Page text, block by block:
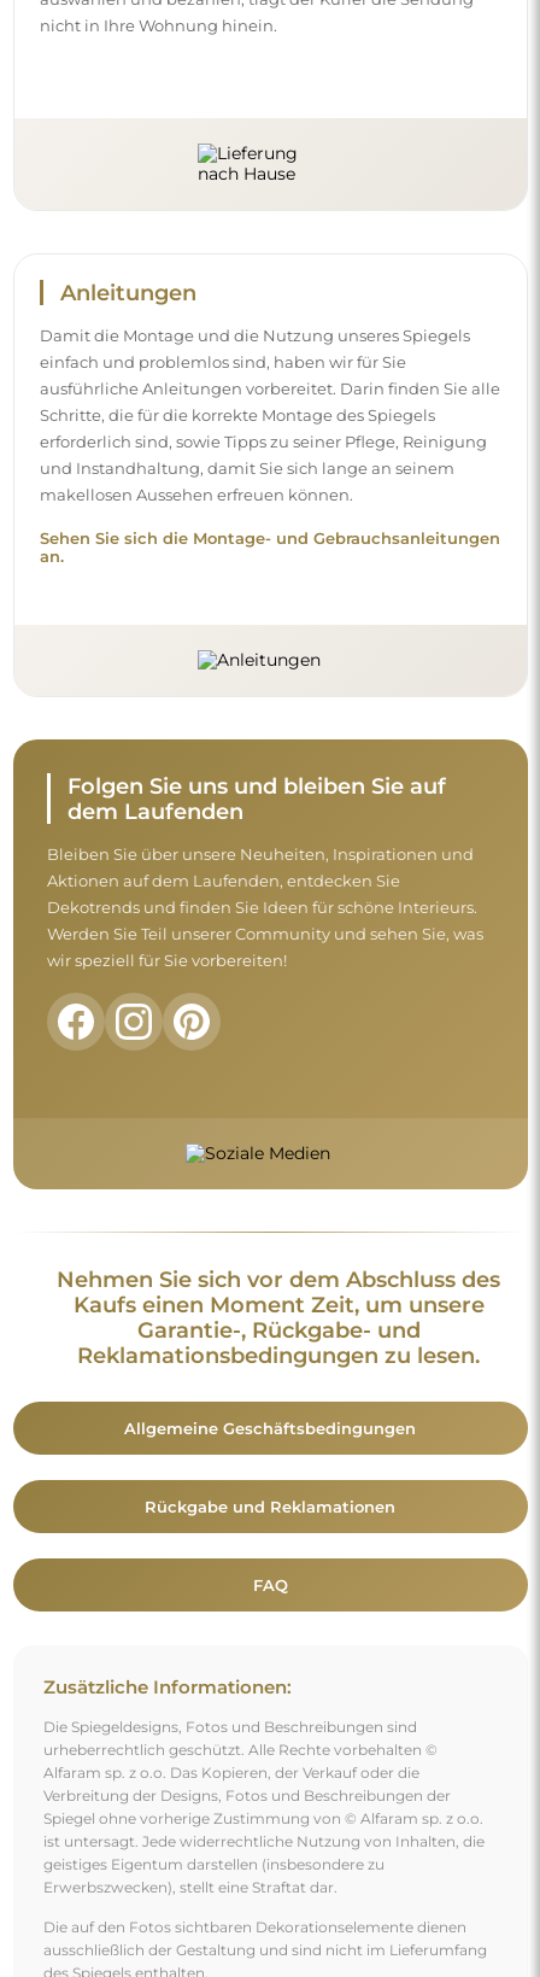
nicht in Ihre Wohnung hinein.
Anleitungen
Damit die Montage und die Nutzung unseres Spiegels
einfach und problemlos sind, haben wir für Sie
ausführliche Anleitungen vorbereitet. Darin finden Sie alle
Schritte, die für die korrekte Montage des Spiegels
erforderlich sind, sowie Tipps zu seiner Pflege, Reinigung
und Instandhaltung, damit Sie sich lange an seinem
makellosen Aussehen erfreuen können.
Sehen Sie sich die Montage- und Gebrauchsanleitungen
an.
Folgen Sie uns und bleiben Sie auf
dem Laufenden
Bleiben Sie über unsere Neuheiten, Inspirationen und
Aktionen auf dem Laufenden, entdecken Sie
Dekotrends und finden Sie Ideen für schöne Interieurs.
Werden Sie Teil unserer Community und sehen Sie, was
wir speziell für Sie vorbereiten!
Nehmen Sie sich vor dem Abschluss des
Kaufs einen Moment Zeit, um unsere
Garantie-, Rückgabe- und
Reklamationsbedingungen zu lesen.
Allgemeine Geschäftsbedingungen
Rückgabe und Reklamationen
FAQ
Zusätzliche Informationen:
Die Spiegeldesigns, Fotos und Beschreibungen sind
urheberrechtlich geschützt. Alle Rechte vorbehalten ©
Alfaram sp. z o.o. Das Kopieren, der Verkauf oder die
Verbreitung der Designs, Fotos und Beschreibungen der
Spiegel ohne vorherige Zustimmung von © Alfaram sp. z o.o.
ist untersagt. Jede widerrechtliche Nutzung von Inhalten, die
geistiges Eigentum darstellen (insbesondere zu
Erwerbszwecken), stellt eine Straftat dar.
Die auf den Fotos sichtbaren Dekorationselemente dienen
ausschließlich der Gestaltung und sind nicht im Lieferumfang
des Spiegels enthalten.